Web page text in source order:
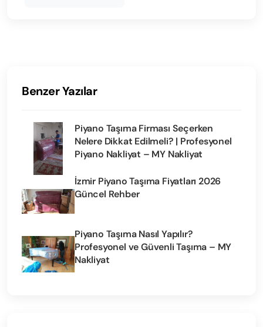
Benzer Yazılar
Piyano Taşıma Firması Seçerken
Nelere Dikkat Edilmeli? | Profesyonel
Piyano Nakliyat – MY Nakliyat
İzmir Piyano Taşıma Fiyatları 2026
Güncel Rehber
Piyano Taşıma Nasıl Yapılır?
Profesyonel ve Güvenli Taşıma – MY
Nakliyat